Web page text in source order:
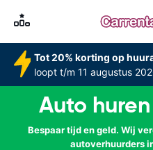
Tot 20% korting op
loopt t/m 11 augustus
Auto
Bespaar tijd en geld. Wij
autoverhuurders